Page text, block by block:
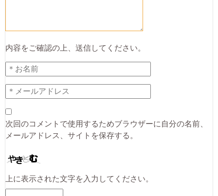
内容をご確認の上、送信してください。
次回のコメントで使用するためブラウザーに自分の名前、
メールアドレス、サイトを保存する。
上に表示された文字を入力してください。